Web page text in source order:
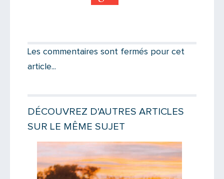
Message
Les commentaires sont fermés pour cet
article...
DÉCOUVREZ D'AUTRES ARTICLES
SUR LE MÊME SUJET